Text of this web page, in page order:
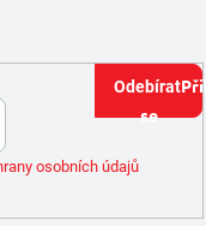
osobních údajů
se